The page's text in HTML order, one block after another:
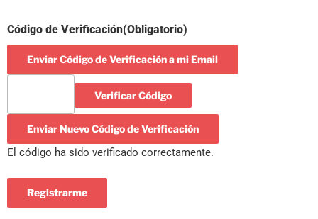
Código de Verificación(Obligatorio)
Enviar Código de Verificación a mi Email
Verificar Código
Enviar Nuevo Código de Verificación
El código ha sido verificado correctamente.
Registrarme